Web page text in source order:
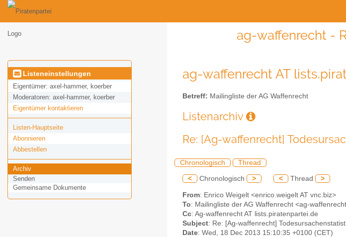
ag-waffenrecht -
Listeneinstellungen
Eigentümer: axel-hammer, koerber
Moderatoren: axel-hammer, koerber
Eigentümer kontaktieren
Listen-Hauptseite
Abonnieren
Abbestellen
Archiv
Senden
Gemeinsame Dokumente
ag-waffenrecht AT
Betreff: Mailingliste der AG Waffenrecht
Listenarchiv
Re: [Ag-waffenrecht]
Chronologisch Thread
< Chronologisch > < Thread >
From: Enrico Weigelt <enrico.weigelt AT vnc.biz>
To: Mailingliste der AG Waffenrecht <ag-
Cc: Ag-waffenrecht AT lists.piratenpartei.de
Subject: Re: [Ag-waffenrecht]
Date: Wed, 18 Dec 2013 15:10:35 +0100 (CET)